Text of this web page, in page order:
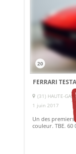
20
FERRARI
(31) HAUTE-
1 juin 2017
Un des
couleur. TBE. 60